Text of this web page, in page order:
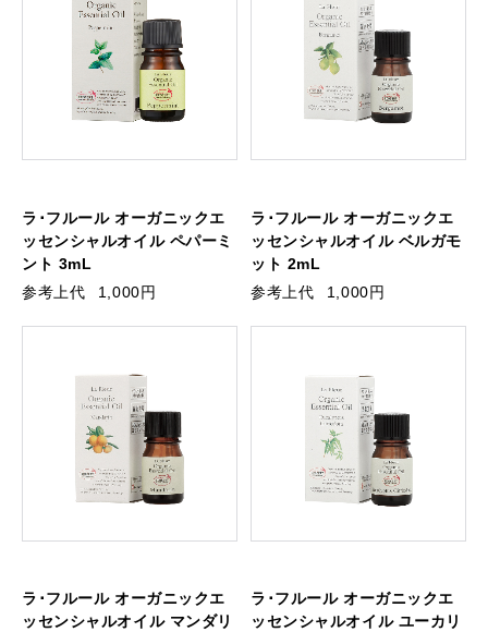
ラ･フルール オーガニックエ
ッセンシャルオイル ペパーミ
ント 3mL
参考上代
1,000円
ラ･フルール オーガニックエ
ッセンシャルオイル ベルガモ
ット 2mL
参考上代
1,000円
ラ･フルール オーガニックエ
ッセンシャルオイル マンダリ
ラ･フルール オーガニックエ
ッセンシャルオイル ユーカリ